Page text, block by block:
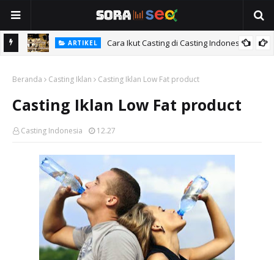
ARTIKEL Cara Ikut Casting di Casting Indonesia
Beranda Casting Iklan Casting Iklan Low Fat product
Casting Iklan Low Fat product
Casting Indonesia 12.27